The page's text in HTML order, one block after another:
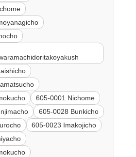
605-0001 Nichome
605-0028 Bunkicho
605-0023 Imakojicho